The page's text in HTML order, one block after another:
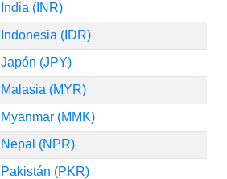
(INR)
(IDR)
(JPY)
(MYR)
(MMK)
(NPR)
(PKR)